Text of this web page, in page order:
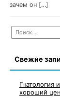
зачем он […]
Найти:
Свежие
Гнатология
хороший